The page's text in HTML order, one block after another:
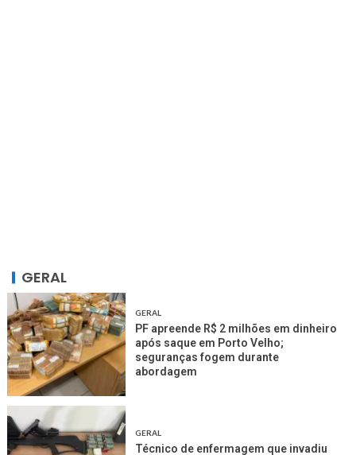
GERAL
GERAL
PF apreende R$ 2 milhões em dinheiro
após saque em Porto Velho;
seguranças fogem durante
abordagem
GERAL
Técnico de enfermagem que invadiu